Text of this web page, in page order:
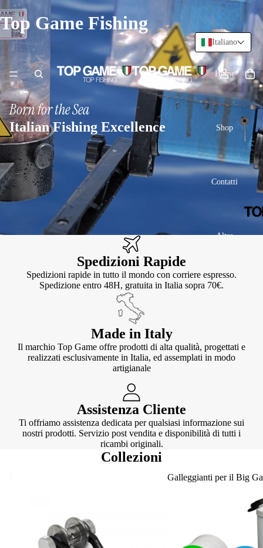
Top Game Fishing
Home
Shop
Contatti
Altro
Born for the Sea
Italian Fishing Excellence
Spedizioni Rapide
Spedizioni rapide in tutto il mondo con corriere espresso.
Spedizione entro 48H, gratuita in Italia sopra 70€.
Made in Italy
Il marchio Top Game offre prodotti di alta qualità, progettati e
realizzati esclusivamente in Italia, ed assemplati in modo
artigianale
Assistenza Cliente
Ti offriamo assistenza dedicata per qualsiasi informazione sui
nostri prodotti. Servizio post vendita e disponibilità di tutti i
ricambi originali.
Collezioni
Knotter Galleggianti per il Big
Italiano